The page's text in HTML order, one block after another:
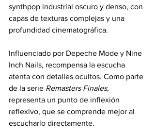
synthpop industrial oscuro y denso, con
capas de texturas complejas y una
profundidad cinematográfica.
Influenciado por Depeche Mode y Nine
Inch Nails, recompensa la escucha
atenta con detalles ocultos. Como parte
de la serie Remasters Finales,
representa un punto de inflexión
reflexivo, que se comprende mejor al
escucharlo directamente.